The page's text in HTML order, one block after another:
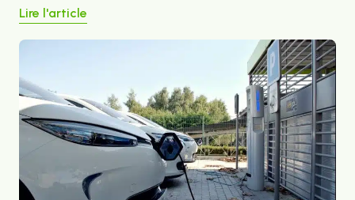
Lire l'article